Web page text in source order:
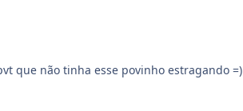
que não tinha esse povinho estragando =)